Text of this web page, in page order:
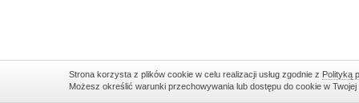
Strona korzysta z plików cookie w celu realizacji usług zgodnie z Polityką
Możesz określić warunki przechowywania lub dostępu do cookie w Twojej